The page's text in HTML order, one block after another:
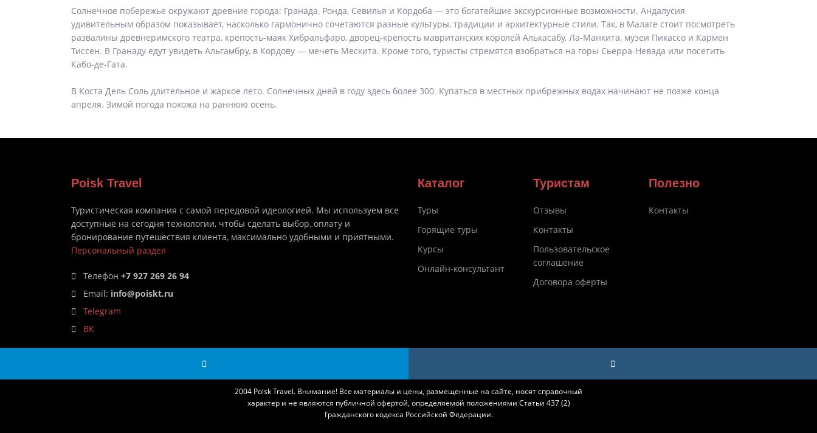
Солнечное побережье окружают древние города: Гранада, Ронда, Севилья и Кордоба — это богатейшие экскурсионные возможности. Андалусия
удивительным образом показывает, насколько гармонично сочетаются разные культуры, традиции и архитектурные стили. Так, в Малаге стоит посмотреть
развалины древнеримского театра, крепость-маяк Хибральфаро, дворец-крепость мавританских королей Алькасабу, Ла-Манкита, музеи Пикассо и Кармен
Тиссен. В Гранаду едут увидеть Альгамбру, в Кордову — мечеть Мескита. Кроме того, туристы стремятся взобраться на горы Сьерра-Невада или посетить
Кабо-де-Гата.
В Коста Дель Соль длительное и жаркое лето. Солнечных дней в году здесь более 300. Купаться в местных прибрежных водах начинают не позже конца
апреля. Зимой погода похожа на раннюю осень.
Poisk Travel
Туристическая компания с самой передовой идеологией. Мы используем все
доступные на сегодня технологии, чтобы сделать выбор, оплату и
бронирование путешествия клиента, максимально удобными и приятными.
Персональный раздел
Телефон +7 927 269 26 94
Email: info@poiskt.ru
Telegram
ВК
Каталог
Туры
Горящие туры
Курсы
Онлайн-консультант
Туристам
Отзывы
Контакты
Пользовательское
соглашение
Договора оферты
Полезно
Контакты
2004 Poisk Travel. Внимание! Все материалы и цены, размещенные на сайте, носят справочный
характер и не являются публичной офертой, определяемой положениями Статьи 437 (2)
Гражданского кодекса Российской Федерации.